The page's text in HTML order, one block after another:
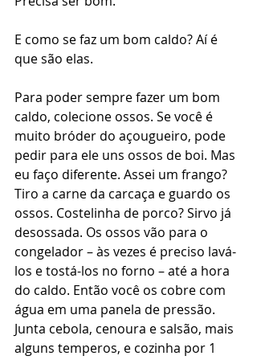
E como se faz um bom caldo? Aí é
que são elas.
Para poder sempre fazer um bom
caldo, colecione ossos. Se você é
muito bróder do açougueiro, pode
pedir para ele uns ossos de boi. Mas
eu faço diferente. Assei um frango?
Tiro a carne da carcaça e guardo os
ossos. Costelinha de porco? Sirvo já
desossada. Os ossos vão para o
congelador – às vezes é preciso lavá-
los e tostá-los no forno – até a hora
do caldo. Então você os cobre com
água em uma panela de pressão.
Junta cebola, cenoura e salsão, mais
alguns temperos, e cozinha por 1